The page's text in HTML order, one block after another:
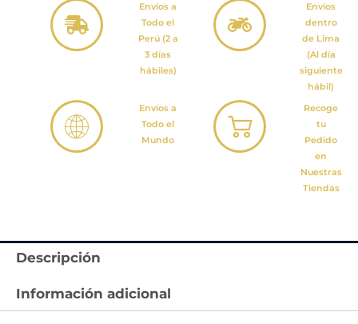
Envíos a
Todo el
Perú (2 a
3 días
hábiles)
Envíos
dentro
de Lima
(Al día
siguiente
hábil)
Envíos a
Todo el
Mundo
Recoge
tu
Pedido
en
Nuestras
Tiendas
Descripción
Información adicional